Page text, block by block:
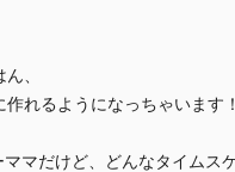
、
れるようになっちゃいます！
マだけど、どんなタイムス